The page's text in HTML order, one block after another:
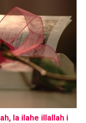
la ilahe illallah i